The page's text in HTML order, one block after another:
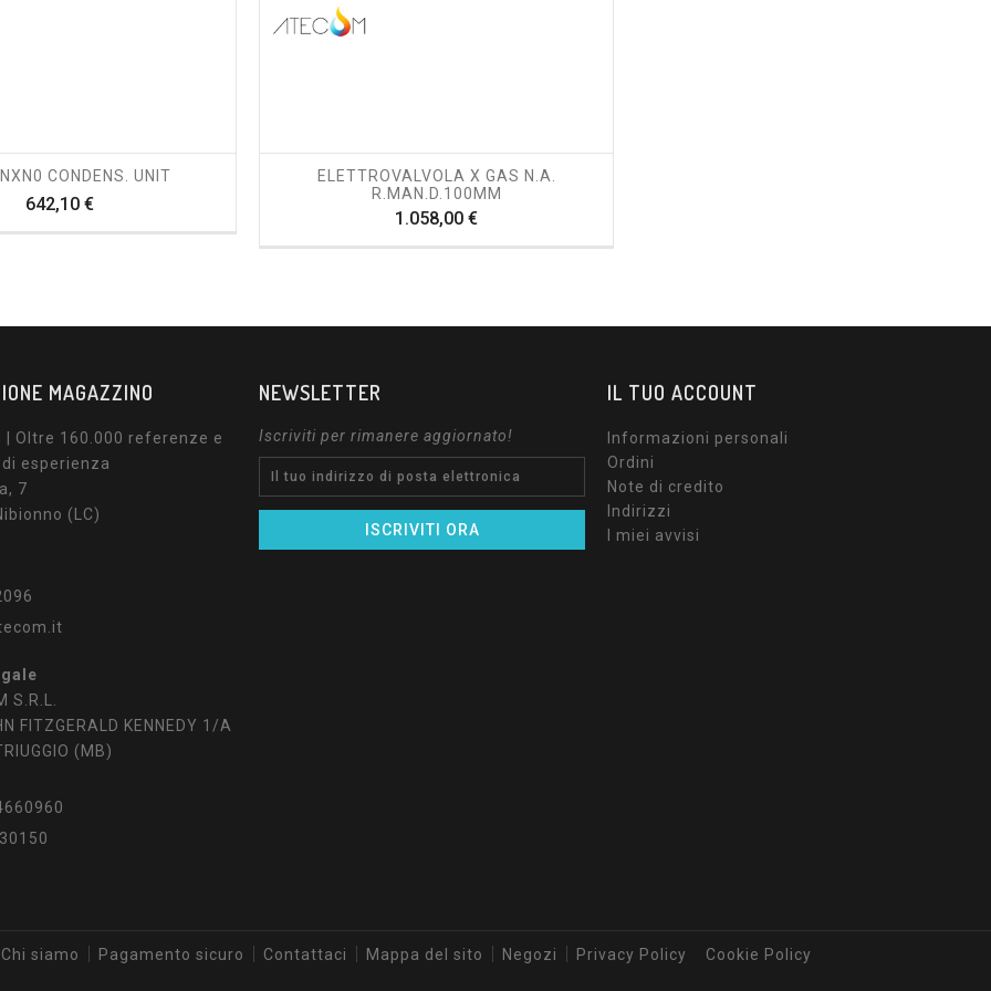
CONDENS. UNIT
642,10 €Prezzo
ELETTROVALVOLA X GAS N.A.
R.MAN.D.100MM
1.058,00 €Prezzo
MAGAZZINO
| Oltre 160.000 referenze e
esperienza
7
(LC)
S.R.L.
FITZGERALD KENNEDY 1/A
(MB)
NEWSLETTER
Iscriviti per rimanere aggiornato!
IL TUO ACCOUNT
Informazioni personali
Ordini
Note di credito
Indirizzi
I miei avvisi
Chi siamo Pagamento sicuro Contattaci Mappa del sito Negozi Privacy Policy Cookie Policy